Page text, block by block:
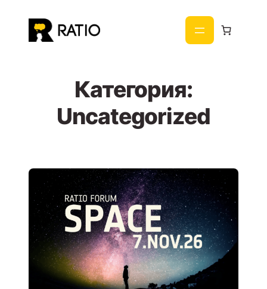
съдържанието
Категория:
Uncategorized